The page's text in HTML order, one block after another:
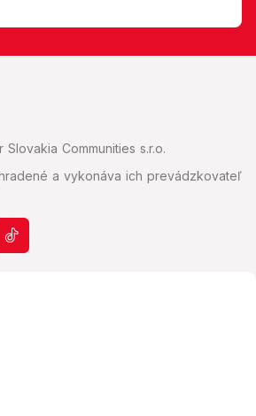
Communities s.r.o.
a vykonáva ich prevádzkovateľ